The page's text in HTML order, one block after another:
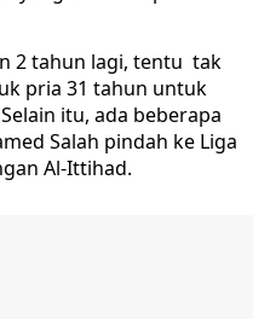
2 tahun lagi, tentu tak
pria 31 tahun untuk
itu, ada beberapa
Salah pindah ke Liga
Al-Ittihad.